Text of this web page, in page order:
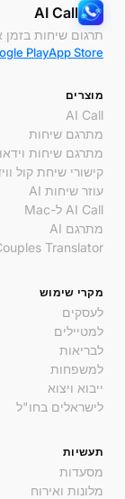
AI Call
תרגום שיחות
App Store
Play
מוצרים
AI Call
מתרגם שיחות
מתרגם שיחות
קישורי שיחת קול
עוזר שיחות AI
AI Call ל-Mac
מתרגם AI
Translator
מקרי שימוש
לעסקים
למטיילים
לבריאות
למשפחות
ייבוא ויצוא
לישראלים בחו"ל
תעשיות
מסעדות
מלונות ואירוח